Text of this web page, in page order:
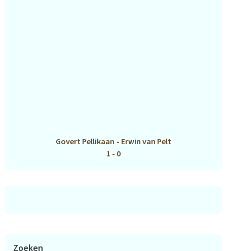
Govert Pellikaan - Erwin van Pelt
1 - 0
Zoeken